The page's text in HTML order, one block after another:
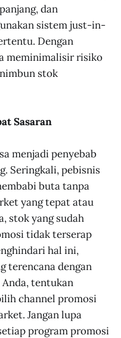
dan
sistem just-in-
Dengan
meminimalisir risiko
stok
Sasaran
menjadi penyebab
Seringkali, pebisnis
buta tanpa
yang tepat atau
stok yang sudah
tidak terserap
hal ini,
terencana dengan
tentukan
channel promosi
Jangan lupa
program promosi